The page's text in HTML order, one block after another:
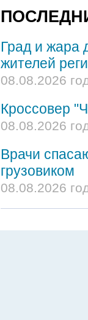
Град и жара
жителей
08.08.2026
Кроссовер
08.08.2026
Врачи
грузовиком
08.08.2026